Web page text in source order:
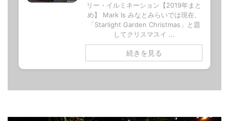
リー・イルミネーション【2019年まと
め】 Mark Is みなとみらいでは現在、
「Starlight Garden Christmas」と題
してクリスマスイ ...
続きを見る